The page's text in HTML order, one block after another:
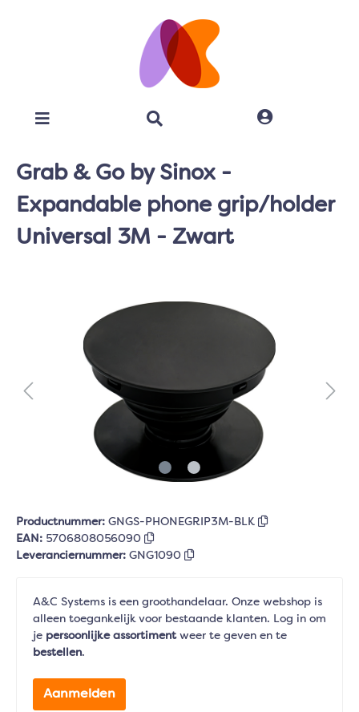
Grab & Go by Sinox -
Expandable phone grip/holder
Universal 3M - Zwart
Productnummer: GNGS-PHONEGRIP3M-BLK
EAN: 5706808056090
Leveranciernummer: GNG1090
A&C Systems is een groothandelaar. Onze webshop is
alleen toegankelijk voor bestaande klanten. Log in om
je persoonlijke assortimentweer te geven en te
bestellen.
Aanmelden